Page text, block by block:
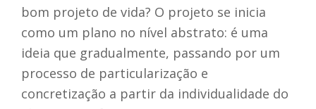
bom projeto de vida? O projeto se inicia
como um plano no nível abstrato: é uma
ideia que gradualmente, passando por um
processo de particularização e
concretização a partir da individualidade do